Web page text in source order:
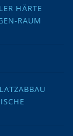
HÄRTE
RAUM